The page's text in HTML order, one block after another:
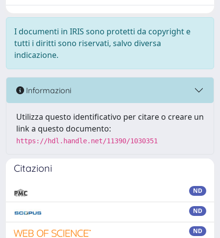
I documenti in IRIS sono protetti da copyright e
tutti i diritti sono riservati, salvo diversa
indicazione.
Informazioni
Utilizza questo identificativo per citare o creare un
link a questo documento:
https://hdl.handle.net/11390/1030351
Citazioni
ND
ND
ND